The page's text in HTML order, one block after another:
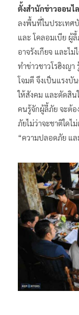
ตั้งสำนักข่าวออนไ
ลงพื้นที่ในประเทศ
และ โคลอมเบีย ผู้
อาจรังเกียจ และไ
ทำข่าวชาวโรฮิงญ
โจมตี จึงเป็นแรงบัน
ให้สังคม และตัดสิน
คนรู้จักผู้ลี้ภัย จะต้อ
ภัยไม่ว่าจะชาติใดไ
“ความปลอดภัย แล